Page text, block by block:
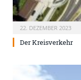
22. DEZEMBER 2023
Der Kreisverkehr